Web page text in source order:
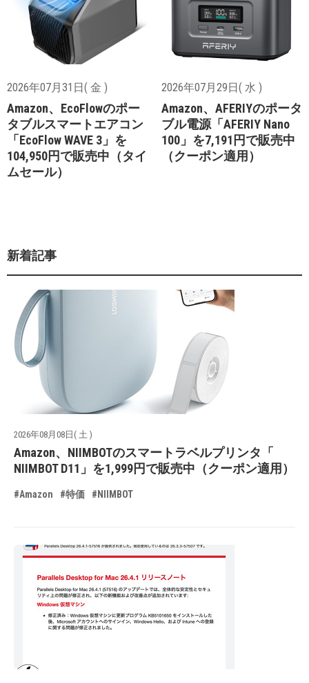
2026年07月31日( 金 )
Amazon、EcoFlowのポー
タブルスマートエアコン
「EcoFlow WAVE 3」を
104,950円で販売中（タイ
ムセール）
2026年07月29日( 水 )
Amazon、AFERIYのポータ
ブル電源「AFERIY Nano
100」を7,191円で販売中
（クーポン適用）
新着記事
2026年08月08日( 土 )
Amazon、NIIMBOTのスマートラベルプリンタ「
NIIMBOT D11」を1,999円で販売中（クーポン適用）
#Amazon #特価 #NIIMBOT